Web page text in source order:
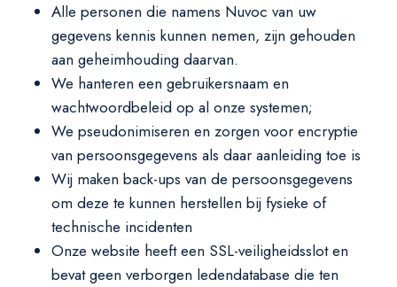
Alle personen die namens Nuvoc van uw
gegevens kennis kunnen nemen, zijn gehouden
aan geheimhouding daarvan.
We hanteren een gebruikersnaam en
wachtwoordbeleid op al onze systemen;
We pseudonimiseren en zorgen voor encryptie
van persoonsgegevens als daar aanleiding toe is
Wij maken back-ups van de persoonsgegevens
om deze te kunnen herstellen bij fysieke of
technische incidenten
Onze website heeft een SSL-veiligheidsslot en
bevat geen verborgen ledendatabase die ten